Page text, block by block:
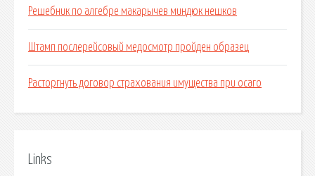
Решебник по алгебре макарычев миндюк нешков
Штамп послерейсовый медосмотр пройден образец
Расторгнуть договор страхования имущества при осаго
Links